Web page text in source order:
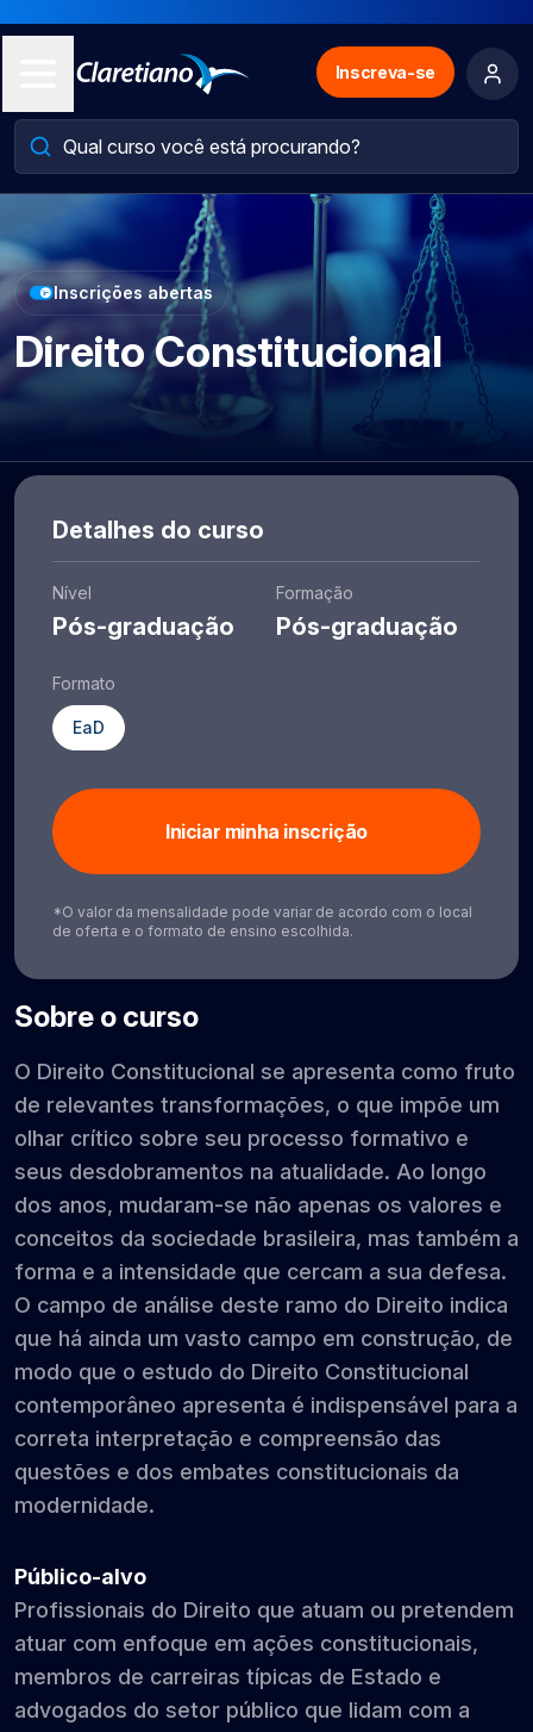
Inscreva-se
Inscrições abertas
Direito Constitucional
Sobre o curso
O Direito Constitucional se apresenta como fruto
de relevantes transformações, o que impõe um
olhar crítico sobre seu processo formativo e
seus desdobramentos na atualidade. Ao longo
dos anos, mudaram-se não apenas os valores e
conceitos da sociedade brasileira, mas também a
forma e a intensidade que cercam a sua defesa.
O campo de análise deste ramo do Direito indica
que há ainda um vasto campo em construção, de
modo que o estudo do Direito Constitucional
contemporâneo apresenta é indispensável para a
correta interpretação e compreensão das
questões e dos embates constitucionais da
modernidade.
Público-alvo
Profissionais do Direito que atuam ou pretendem
atuar com enfoque em ações constitucionais,
membros de carreiras típicas de Estado e
advogados do setor público que lidam com a
Detalhes do curso
Nível
Pós-graduação
Formação
Pós-graduação
Formato
EaD
Iniciar minha inscrição
*O valor da mensalidade pode variar de acordo com o local
de oferta e o formato de ensino escolhida.